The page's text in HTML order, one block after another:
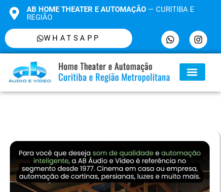
AB HOME THEATER E AUTOMAÇÃO— CURITIBA E
REGIÃO
WHATSAPP